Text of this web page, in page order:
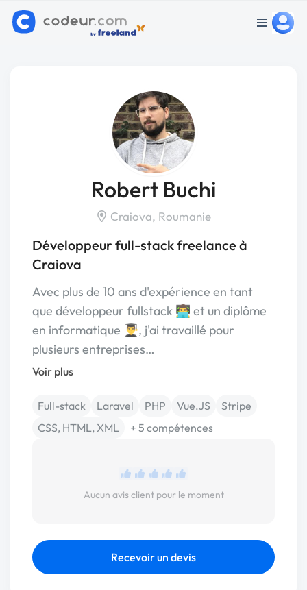
Robert Buchi
Craiova, Roumanie
Développeur full-stack freelance à
Craiova
Avec plus de 10 ans d'expérience en tant
que développeur fullstack 👨‍💻 et un diplôme
en informatique 👨‍🎓, j'ai travaillé pour
plusieurs entreprises…
Voir plus
Full-stack Laravel PHP Vue.JS
Stripe
CSS, HTML, XML
+ 5 compétences
Aucun avis client pour le moment
Recevoir un devis